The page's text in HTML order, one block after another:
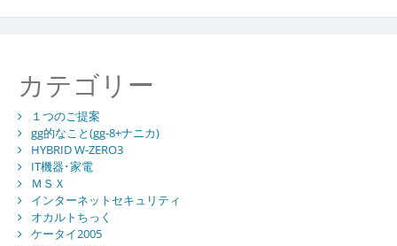
カテゴリー
１つのご提案
gg的なこと(gg-8+ナニカ)
HYBRID W-ZERO3
IT機器･家電
ＭＳＸ
インターネットセキュリティ
オカルトちっく
ケータイ2005